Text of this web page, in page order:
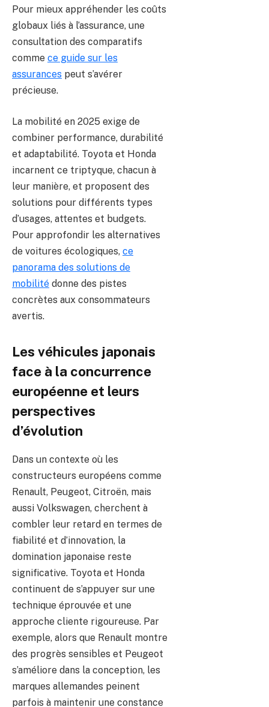
Pour mieux appréhender les coûts
globaux liés à l’assurance, une
consultation des comparatifs
comme ce guide sur les
assurances peut s’avérer
précieuse.
La mobilité en 2025 exige de
combiner performance, durabilité
et adaptabilité. Toyota et Honda
incarnent ce triptyque, chacun à
leur manière, et proposent des
solutions pour différents types
d’usages, attentes et budgets.
Pour approfondir les alternatives
de voitures écologiques, ce
panorama des solutions de
mobilité donne des pistes
concrètes aux consommateurs
avertis.
Les véhicules japonais
face à la concurrence
européenne et leurs
perspectives
d’évolution
Dans un contexte où les
constructeurs européens comme
Renault, Peugeot, Citroën, mais
aussi Volkswagen, cherchent à
combler leur retard en termes de
fiabilité et d’innovation, la
domination japonaise reste
significative. Toyota et Honda
continuent de s’appuyer sur une
technique éprouvée et une
approche cliente rigoureuse. Par
exemple, alors que Renault montre
des progrès sensibles et Peugeot
s’améliore dans la conception, les
marques allemandes peinent
parfois à maintenir une constance